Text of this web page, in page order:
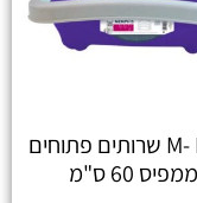
M- Pets שרותים פתוחים
ממפיס 60 ס"מ